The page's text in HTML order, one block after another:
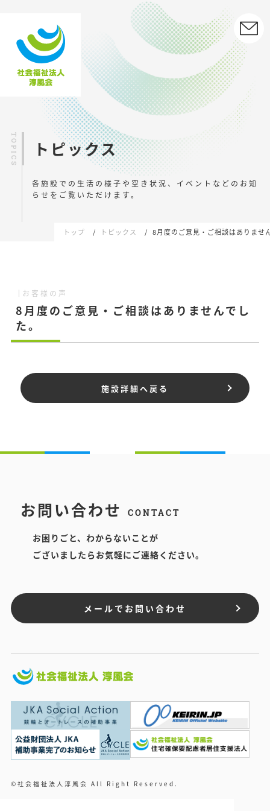
トピックス
各施設での生活の様子や空き状況、イベントなどの お知
らせをご覧いただけます。
トップ トピックス 8月度のご意見・ご相談はありませ
お客様の声
8月度のご意見・ご相談はありませんでし
た。
施設詳細へ戻る
お問い合わせ CONTACT
お困りごと、わからないことが
ございましたらお気軽にご連絡ください。
メールでお問い合わせ
©社会福祉法人淳風会 All Right Reserved.